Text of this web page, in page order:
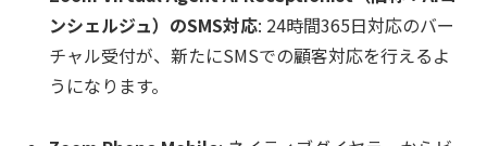
ンシェルジュ）のSMS対応: 24時間365日対応のバー
チャル受付が、新たにSMSでの顧客対応を行えるよ
うになります。